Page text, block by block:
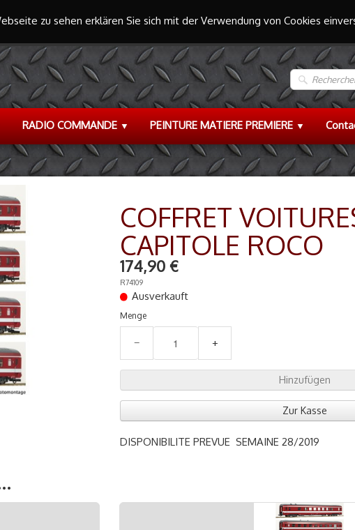
zu sehen erklären Sie sich mit der Verwendung von Cookies
RADIO COMMANDE ▼ PEINTURE MATIERE PREMIERE ▼
COFFRET
CAPITOLE ROCO
174,90 €
R74109
Ausverkauft
Menge
− +
Hinzufügen
Zur Kasse
DISPONIBILITE PREVUE SEMAINE 28/2019